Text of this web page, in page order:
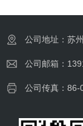
公司地址：苏
公司邮箱：
公司传真：